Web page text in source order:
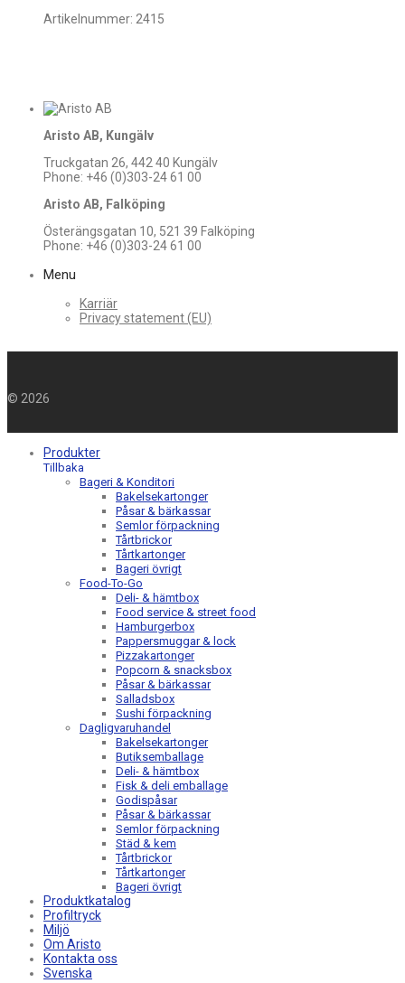
Artikelnummer: 2415
Aristo AB, Kungälv
Truckgatan 26, 442 40 Kungälv
Phone: +46 (0)303-24 61 00
Aristo AB, Falköping
Österängsgatan 10, 521 39 Falköping
Phone: +46 (0)303-24 61 00
Menu
Karriär
Privacy statement (EU)
© 2026
Produkter
Tillbaka
Bageri & Konditori
Bakelsekartonger
Påsar & bärkassar
Semlor förpackning
Tårtbrickor
Tårtkartonger
Bageri övrigt
Food-To-Go
Deli- & hämtbox
Food service & street food
Hamburgerbox
Pappersmuggar & lock
Pizzakartonger
Popcorn & snacksbox
Påsar & bärkassar
Salladsbox
Sushi förpackning
Dagligvaruhandel
Bakelsekartonger
Butiksemballage
Deli- & hämtbox
Fisk & deli emballage
Godispåsar
Påsar & bärkassar
Semlor förpackning
Städ & kem
Tårtbrickor
Tårtkartonger
Bageri övrigt
Produktkatalog
Profiltryck
Miljö
Om Aristo
Kontakta oss
Svenska